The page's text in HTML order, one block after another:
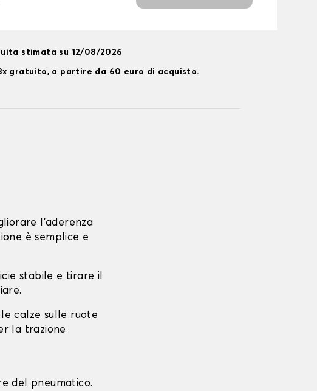
stimata su 12/08/2026
gratuito, a partire da 60 euro di acquisto.
l'aderenza
è semplice e
stabile e tirare il
calze sulle ruote
la trazione
del pneumatico.